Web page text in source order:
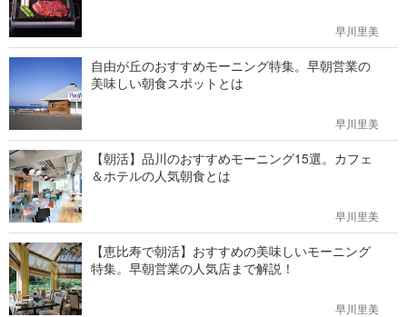
早川里美
自由が丘のおすすめモーニング特集。早朝営業の
美味しい朝食スポットとは
早川里美
【朝活】品川のおすすめモーニング15選。カフェ
＆ホテルの人気朝食とは
早川里美
【恵比寿で朝活】おすすめの美味しいモーニング
特集。早朝営業の人気店まで解説！
早川里美